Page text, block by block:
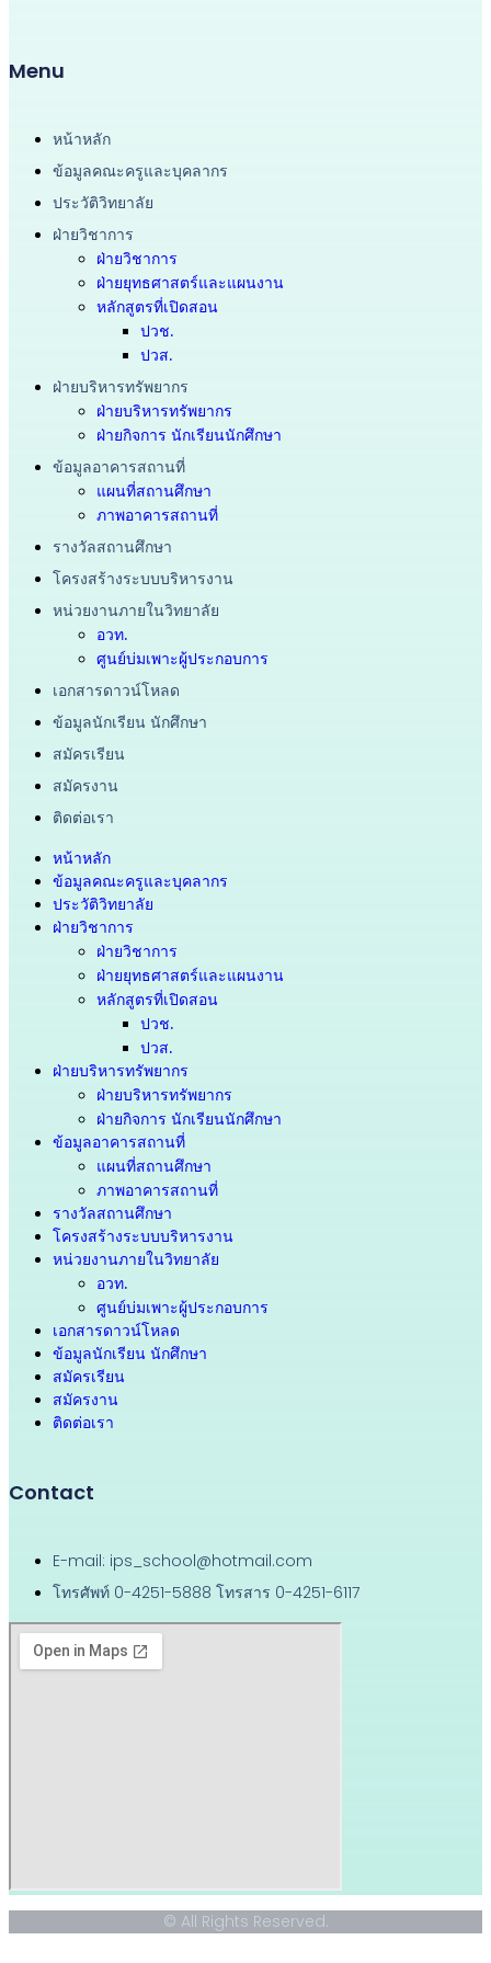
Menu
หน้าหลัก
ข้อมูลคณะครูและบุคลากร
ประวัติวิทยาลัย
ฝ่ายวิชาการ
ฝ่ายวิชาการ
ฝ่ายยุทธศาสตร์และแผนงาน
หลักสูตรที่เปิดสอน
ปวช.
ปวส.
ฝ่ายบริหารทรัพยากร
ฝ่ายบริหารทรัพยากร
ฝ่ายกิจการ นักเรียนนักศึกษา
ข้อมูลอาคารสถานที่
แผนที่สถานศึกษา
ภาพอาคารสถานที่
รางวัลสถานศึกษา
โครงสร้างระบบบริหารงาน
หน่วยงานภายในวิทยาลัย
อวท.
ศูนย์บ่มเพาะผู้ประกอบการ
เอกสารดาวน์โหลด
ข้อมูลนักเรียน นักศึกษา
สมัครเรียน
สมัครงาน
ติดต่อเรา
หน้าหลัก
ข้อมูลคณะครูและบุคลากร
ประวัติวิทยาลัย
ฝ่ายวิชาการ
ฝ่ายวิชาการ
ฝ่ายยุทธศาสตร์และแผนงาน
หลักสูตรที่เปิดสอน
ปวช.
ปวส.
ฝ่ายบริหารทรัพยากร
ฝ่ายบริหารทรัพยากร
ฝ่ายกิจการ นักเรียนนักศึกษา
ข้อมูลอาคารสถานที่
แผนที่สถานศึกษา
ภาพอาคารสถานที่
รางวัลสถานศึกษา
โครงสร้างระบบบริหารงาน
หน่วยงานภายในวิทยาลัย
อวท.
ศูนย์บ่มเพาะผู้ประกอบการ
เอกสารดาวน์โหลด
ข้อมูลนักเรียน นักศึกษา
สมัครเรียน
สมัครงาน
ติดต่อเรา
Contact
E-mail: ips_school@hotmail.com
โทรศัพท์ 0-4251-5888 โทรสาร 0-4251-6117
© All Rights Reserved.